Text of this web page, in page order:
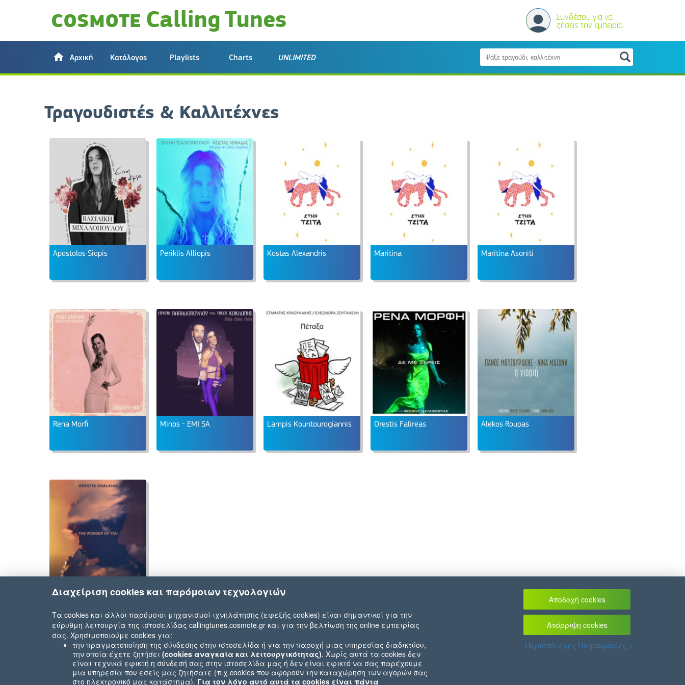
Συνδέσου για να
ζήσεις την εμπειρία
Αρχική Κατάλογος Playlists Charts UNLIMITED
Τραγουδιστές & Καλλιτέχνες
Apostolos Siopis Periklis Alliopis Kostas Alexandris Maritina Maritina Asoniti
Rena Morfi Minos - EMI SA Lampis Kountourogiannis Orestis Falireas Alekos Roupas
Giannis Diskos
Διαχείριση cookies και παρόμοιων τεχνολογιών
Τα cookies και άλλοι παρόμοιοι μηχανισμοί ιχνηλάτησης (εφεξής cookies) είναι σημαντικοί για την
εύρυθμη λειτουργία της ιστοσελίδας callingtunes.cosmote.gr και για την βελτίωση της online εμπειρίας
σας. Χρησιμοποιούμε cookies για:
την πραγματοποίηση της σύνδεσης στην ιστοσελίδα ή για την παροχή μιας υπηρεσίας διαδικτύου,
την οποία έχετε ζητήσει (cookies αναγκαία και λειτουργικότητας). Χωρίς αυτά τα cookies δεν
είναι τεχνικά εφικτή η σύνδεσή σας στην ιστοσελίδα μας ή δεν είναι εφικτό να σας παρέχουμε
μια υπηρεσία που εσείς μας ζητήσατε (π.χ.cookies που αφορούν την καταχώρηση των αγορών σας
στο ηλεκτρονικό μας κατάστημα). Για τον λόγο αυτό αυτά τα cookies είναι πάντα
Αποδοχή cookies
Απόρριψη cookies
Περισσότερες Πληροφορίες >